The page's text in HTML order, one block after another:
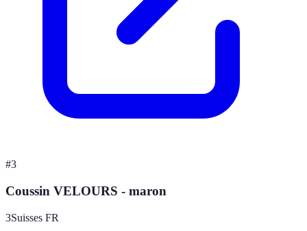
#3
Coussin VELOURS - maron
3Suisses FR